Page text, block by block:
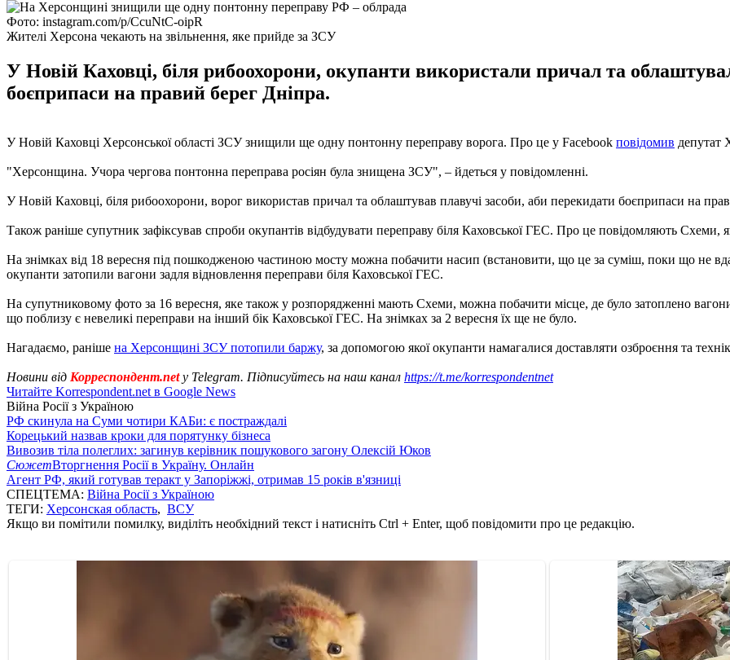
Фото: instagram.com/p/CcuNtC-oipR
Жителі Херсона чекають на звільнення, яке прийде за ЗСУ
У Новій Каховці, біля рибоохорони, окупанти використали причал та
боєприпаси на правий берег Дніпра.
У Новій Каховці Херсонської області ЗСУ знищили ще одну понтонну переправу ворога. Про це у Facebook повідомив депутат
"Херсонщина. Учора чергова понтонна переправа росіян була знищена ЗСУ", – йдеться у повідомленні.
У Новій Каховці, біля рибоохорони, ворог використав причал та облаштував плавучі засоби, аби перекидати боєприпаси на
Також раніше супутник зафіксував спроби окупантів відбудувати переправу біля Каховської ГЕС. Про це повідомляють Схеми,
На знімках від 18 вересня під пошкодженою частиною мосту можна побачити насип (встановити, що це за суміш, поки що не
окупанти затопили вагони задля відновлення переправи біля Каховської ГЕС.
На супутниковому фото за 16 вересня, яке також у розпорядженні мають Схеми, можна побачити місце, де було затоплено
що поблизу є невеликі переправи на інший бік Каховської ГЕС. На знімках за 2 вересня їх ще не було.
Нагадаємо, раніше на Херсонщині ЗСУ потопили баржу, за допомогою якої окупанти намагалися доставляти озброєння та
Новини від Корреспондент.netу Telegram. Підписуйтесь на наш канал https://t.me/korrespondentnet
Читайте Korrespondent.net в Google News
Війна Росії з Україною
РФ скинула на Суми чотири КАБи: є постраждалі
Корецький назвав кроки для порятунку бізнеса
Вивозив тіла полеглих: загинув керівник пошукового загону Олексій Юков
СюжетВторгнення Росії в Україну. Онлайн
Агент РФ, який готував теракт у Запоріжжі, отримав 15 років в'язниці
СПЕЦТЕМА: Війна Росії з Україною
ТЕГИ: Херсонская область, ВСУ
Якщо ви помітили помилку, виділіть необхідний текст і натисніть Ctrl + Enter, щоб повідомити про це редакцію.